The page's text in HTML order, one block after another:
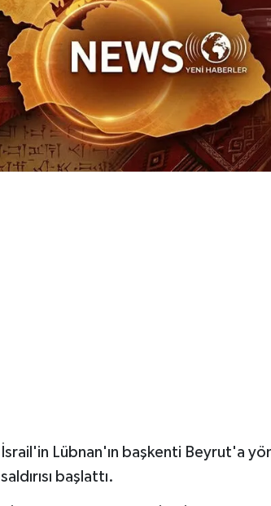
İsrail'in Lübnan'ın başkenti Beyrut'a
saldırısı başlattı.